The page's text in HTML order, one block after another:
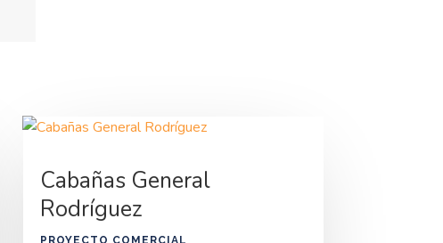
Cabañas General
Rodríguez
PROYECTO COMERCIAL